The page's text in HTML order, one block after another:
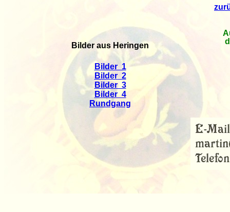
Bilder aus Heringen
Bilder 1
Bilder 2
Bilder 3
Bilder 4
Rundgang